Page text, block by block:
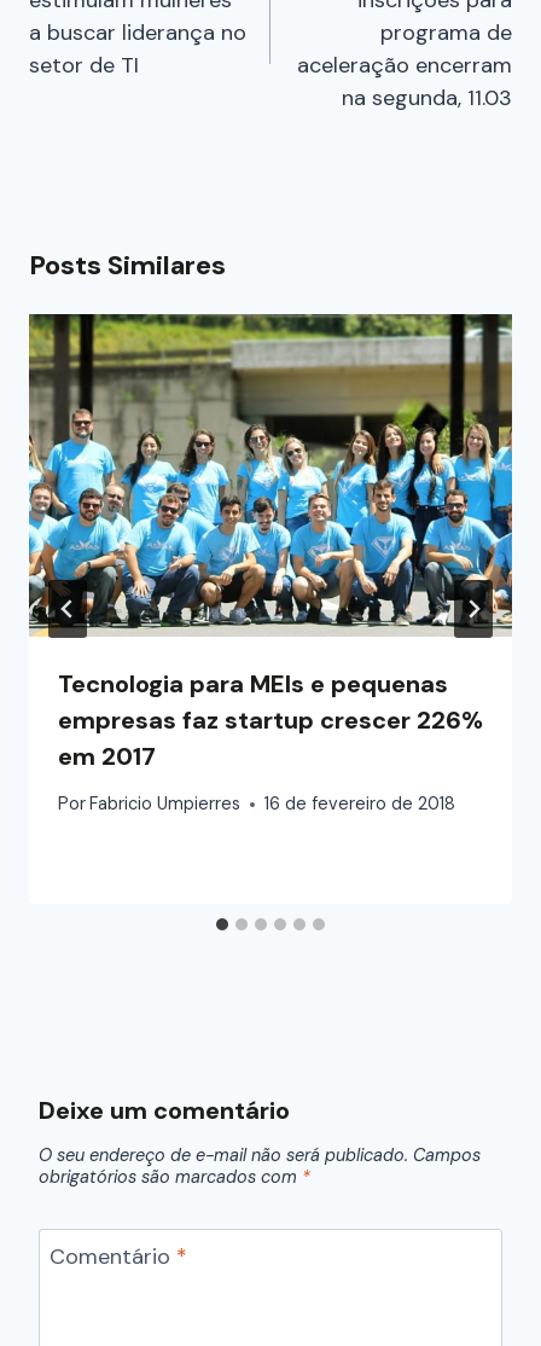
a buscar liderança no
setor de TI
programa de
aceleração encerram
na segunda, 11.03
Posts Similares
Tecnologia para MEIs e pequenas
empresas faz startup crescer 226%
em 2017
Por Fabricio Umpierres 16 de fevereiro de 2018
Deixe um comentário
O seu endereço de e-mail não será publicado. Campos
obrigatórios são marcados com *
Comentário *